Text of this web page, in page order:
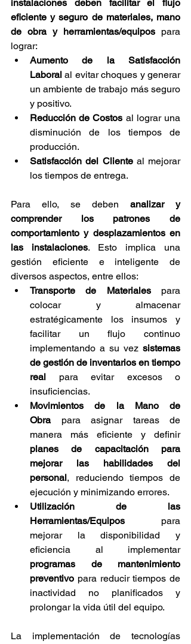
instalaciones deben facilitar el flujo
eficiente y seguro de materiales, mano
de obra y herramientas/equipos para
lograr:
Aumento de la Satisfacción
Laboral al evitar choques y generar
un ambiente de trabajo más seguro
y positivo.
Reducción de Costos al lograr una
disminución de los tiempos de
producción.
Satisfacción del Cliente al mejorar
los tiempos de entrega.
Para ello, se deben analizar y
comprender los patrones de
comportamiento y desplazamientos en
las instalaciones. Esto implica una
gestión eficiente e inteligente de
diversos aspectos, entre ellos:
Transporte de Materiales para
colocar y almacenar
estratégicamente los insumos y
facilitar un flujo continuo
implementando a su vez sistemas
de gestión de inventarios en tiempo
real para evitar excesos o
insuficiencias.
Movimientos de la Mano de
Obra para asignar tareas de
manera más eficiente y definir
planes de capacitación para
mejorar las habilidades del
personal, reduciendo tiempos de
ejecución y minimizando errores.
Utilización de las
Herramientas/Equipos para
mejorar la disponibilidad y
eficiencia al implementar
programas de mantenimiento
preventivo para reducir tiempos de
inactividad no planificados y
prolongar la vida útil del equipo.
La implementación de tecnologías